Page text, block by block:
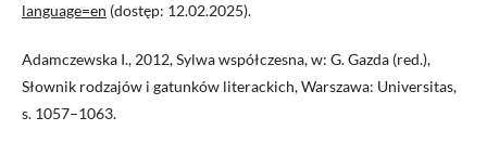
language=en (dostęp: 12.02.2025).
Adamczewska I., 2012, Sylwa współczesna, w: G. Gazda (red.),
Słownik rodzajów i gatunków literackich, Warszawa: Universitas,
s. 1057–1063.